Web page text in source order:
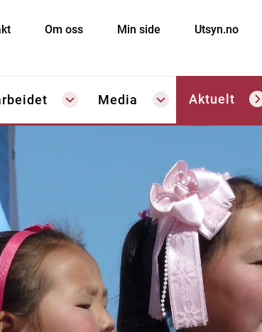
Om oss Min side Utsyn.no
Media Aktuelt